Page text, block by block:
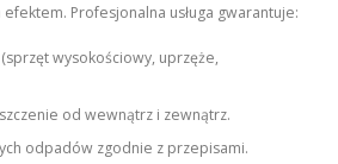
Profesjonalna usługa gwarantuje:
wysokościowy, uprzęże,
od wewnątrz i zewnątrz.
odpadów zgodnie z przepisami.